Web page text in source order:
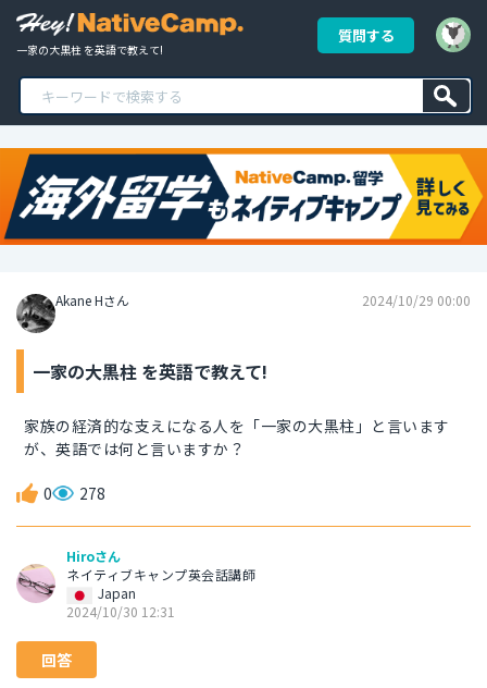
一家の大黒柱 を英語で教えて!
質問する
Akane Hさん 2024/10/29 00:00
一家の大黒柱 を英語で教えて!
家族の経済的な支えになる人を「一家の大黒柱」と言います
が、英語では何と言いますか？
0 278
Hiroさん
ネイティブキャンプ英会話講師
Japan
2024/10/30 12:31
回答